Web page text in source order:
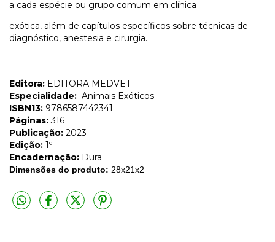
a cada espécie ou grupo comum em clínica
exótica, além de capítulos específicos sobre técnicas de
diagnóstico, anestesia e cirurgia.
Editora: EDITORA MEDVET
Especialidade: Animais Exóticos
ISBN13: 9786587442341
Páginas:316
Publicação: 2023
Edição: 1º
Encadernação: Dura
Dimensões do produto: 28x21x2